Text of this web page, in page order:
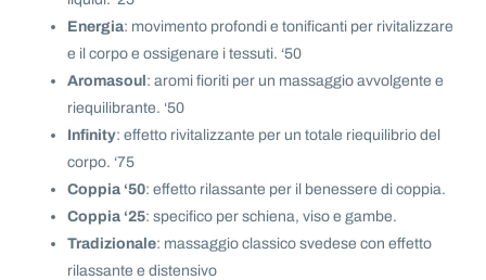
Energia: movimento profondi e tonificanti per rivitalizzare
e il corpo e ossigenare i tessuti. ‘50
Aromasoul: aromi fioriti per un massaggio avvolgente e
riequilibrante. ‘50
Infinity: effetto rivitalizzante per un totale riequilibrio del
corpo. ‘75
Coppia ‘50: effetto rilassante per il benessere di coppia.
Coppia ‘25: specifico per schiena, viso e gambe.
Tradizionale: massaggio classico svedese con effetto
rilassante e distensivo